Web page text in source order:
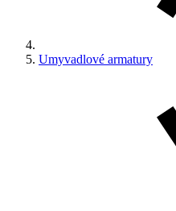
Umyvadlové armatury